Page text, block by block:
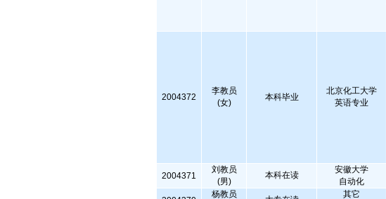
2004372
李教员
(女)
本科毕业
北京化工大学
英语专业
2004371
刘教员
(男)
本科在读
安徽大学
自动化
杨教员 其它